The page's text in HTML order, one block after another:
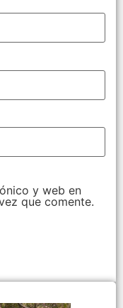
y web en
que comente.